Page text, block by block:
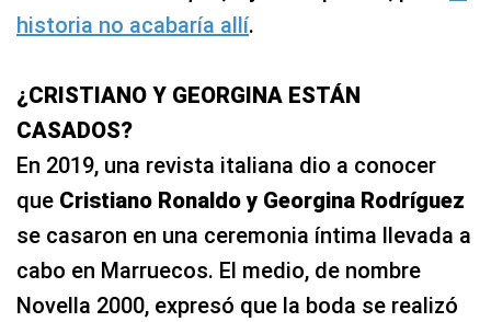
historia no acabaría allí.
¿CRISTIANO Y GEORGINA ESTÁN
CASADOS?
En 2019, una revista italiana dio a conocer
que Cristiano Ronaldo y Georgina Rodríguez
se casaron en una ceremonia íntima llevada a
cabo en Marruecos. El medio, de nombre
Novella 2000, expresó que la boda se realizó